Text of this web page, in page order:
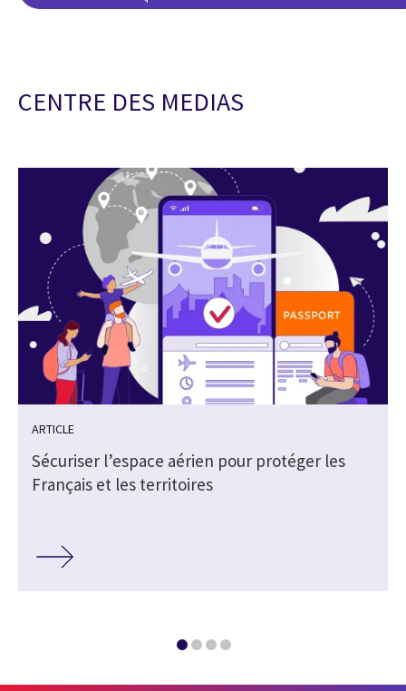
CENTRE DES MEDIAS
ARTICLE
Sécuriser l’espace aérien pour protéger les
Français et les territoires